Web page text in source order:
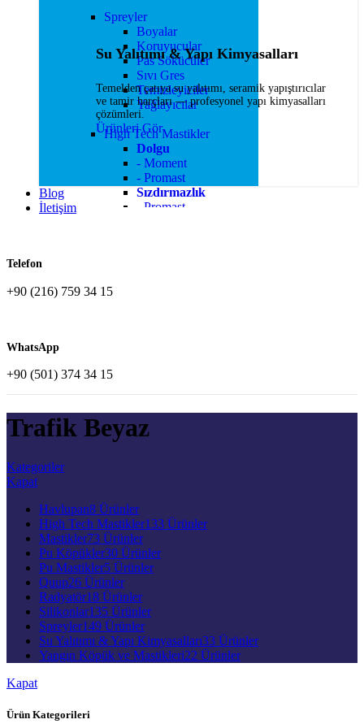
Spreyler
Boyalar
Koruyucular
Pas Sökücüler
Sıvı Gres
Temizleyiciler
Yağlayıcılar
High Tech Mastikler
Dolgu
- Moment
- Promast
Sızdırmazlık
- Promast
MASTİKLER
Havlupan
Radyatör
Su Yalıtımı & Yapı Kimyasalları
Temelden çatıya su yalıtımı, seramik yapıştırıcılar
ve tamir harçları — profesyonel yapı kimyasalları
çözümleri.
Ürünleri Gör
Blog
İletişim
Telefon
+90 (216) 759 34 15
WhatsApp
+90 (501) 374 34 15
Trafik Beyaz
Kategoriler
Kapat
Havlupan8 Ürünler
High Tech Mastikler133 Ürünler
Mastikler73 Ürünler
Pu Köpükler30 Ürünler
Pu Mastikler5 Ürünler
Quup26 Ürünler
Radyatör18 Ürünler
Silikonlar135 Ürünler
Spreyler149 Ürünler
Su Yalıtımı & Yapı Kimyasalları33 Ürünler
Yangın Köpük ve Mastikleri22 Ürünler
Kapat
Ürün Kategorileri